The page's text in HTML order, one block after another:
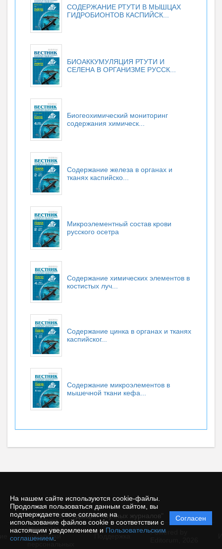
На нашем сайте используются cookie-файлы.
Продолжая пользоваться данным сайтом, вы
подтверждаете свое согласие на
использование файлов cookie в соответствии с
настоящим уведомлением и Пользовательским
соглашением
Согласен
СОДЕРЖАНИЕ РТУТИ В МЫШЦАХ
ГИДРОБИОНТОВ КАСПИЙСК...
БИОАККУМУЛЯЦИЯ РТУТИ И
СЕЛЕНА В ОРГАНИЗМЕ РУССК...
Биогеохимический мониторинг
содержания химическ...
Содержание железа в органах и
тканях каспийско...
Микроэлементный состав крови
русского осетра
Содержание химических элементов в
костистых луч...
Содержание цинка в органах и тканях
каспийског...
Содержание микроэлементов в
мышечной ткани кефа...
© "Редакция научных журналов"
Политика
защиты и
обработки
Powered by